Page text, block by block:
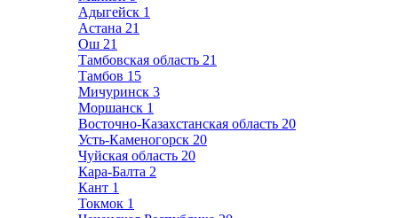
Адыгейск 1
Астана 21
Ош 21
Тамбовская область 21
Тамбов 15
Мичуринск 3
Моршанск 1
Восточно-Казахстанская область 20
Усть-Каменогорск 20
Чуйская область 20
Кара-Балта 2
Кант 1
Токмок 1